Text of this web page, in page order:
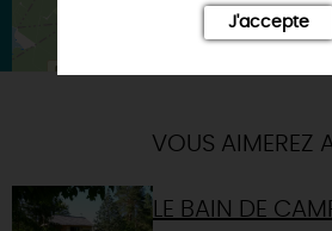
VOUS AIMEREZ
LE BAIN DE
J'accepte